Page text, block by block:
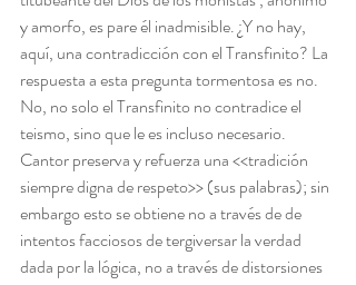
y amorfo, es pare él inadmisible. ¿Y no hay,
aquí, una contradicción con el Transfinito? La
respuesta a esta pregunta tormentosa es no.
No, no solo el Transfinito no contradice el
teismo, sino que le es incluso necesario.
Cantor preserva y refuerza una <<tradición
siempre digna de respeto>> (sus palabras); sin
embargo esto se obtiene no a través de de
intentos facciosos de tergiversar la verdad
dada por la lógica, no a través de distorsiones